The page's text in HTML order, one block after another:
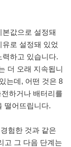
값으로 설정돼
로 설정돼 있었
하고 있습니다.
더 오래 지속됩니
는데, 어떤 것은 8
하거나 배터리를
떨어뜨립니다.
험한 것과 같은
고 그 다음 단계는